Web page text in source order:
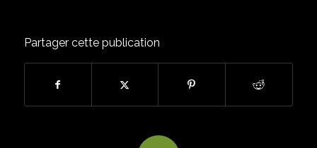
Partager cette publication